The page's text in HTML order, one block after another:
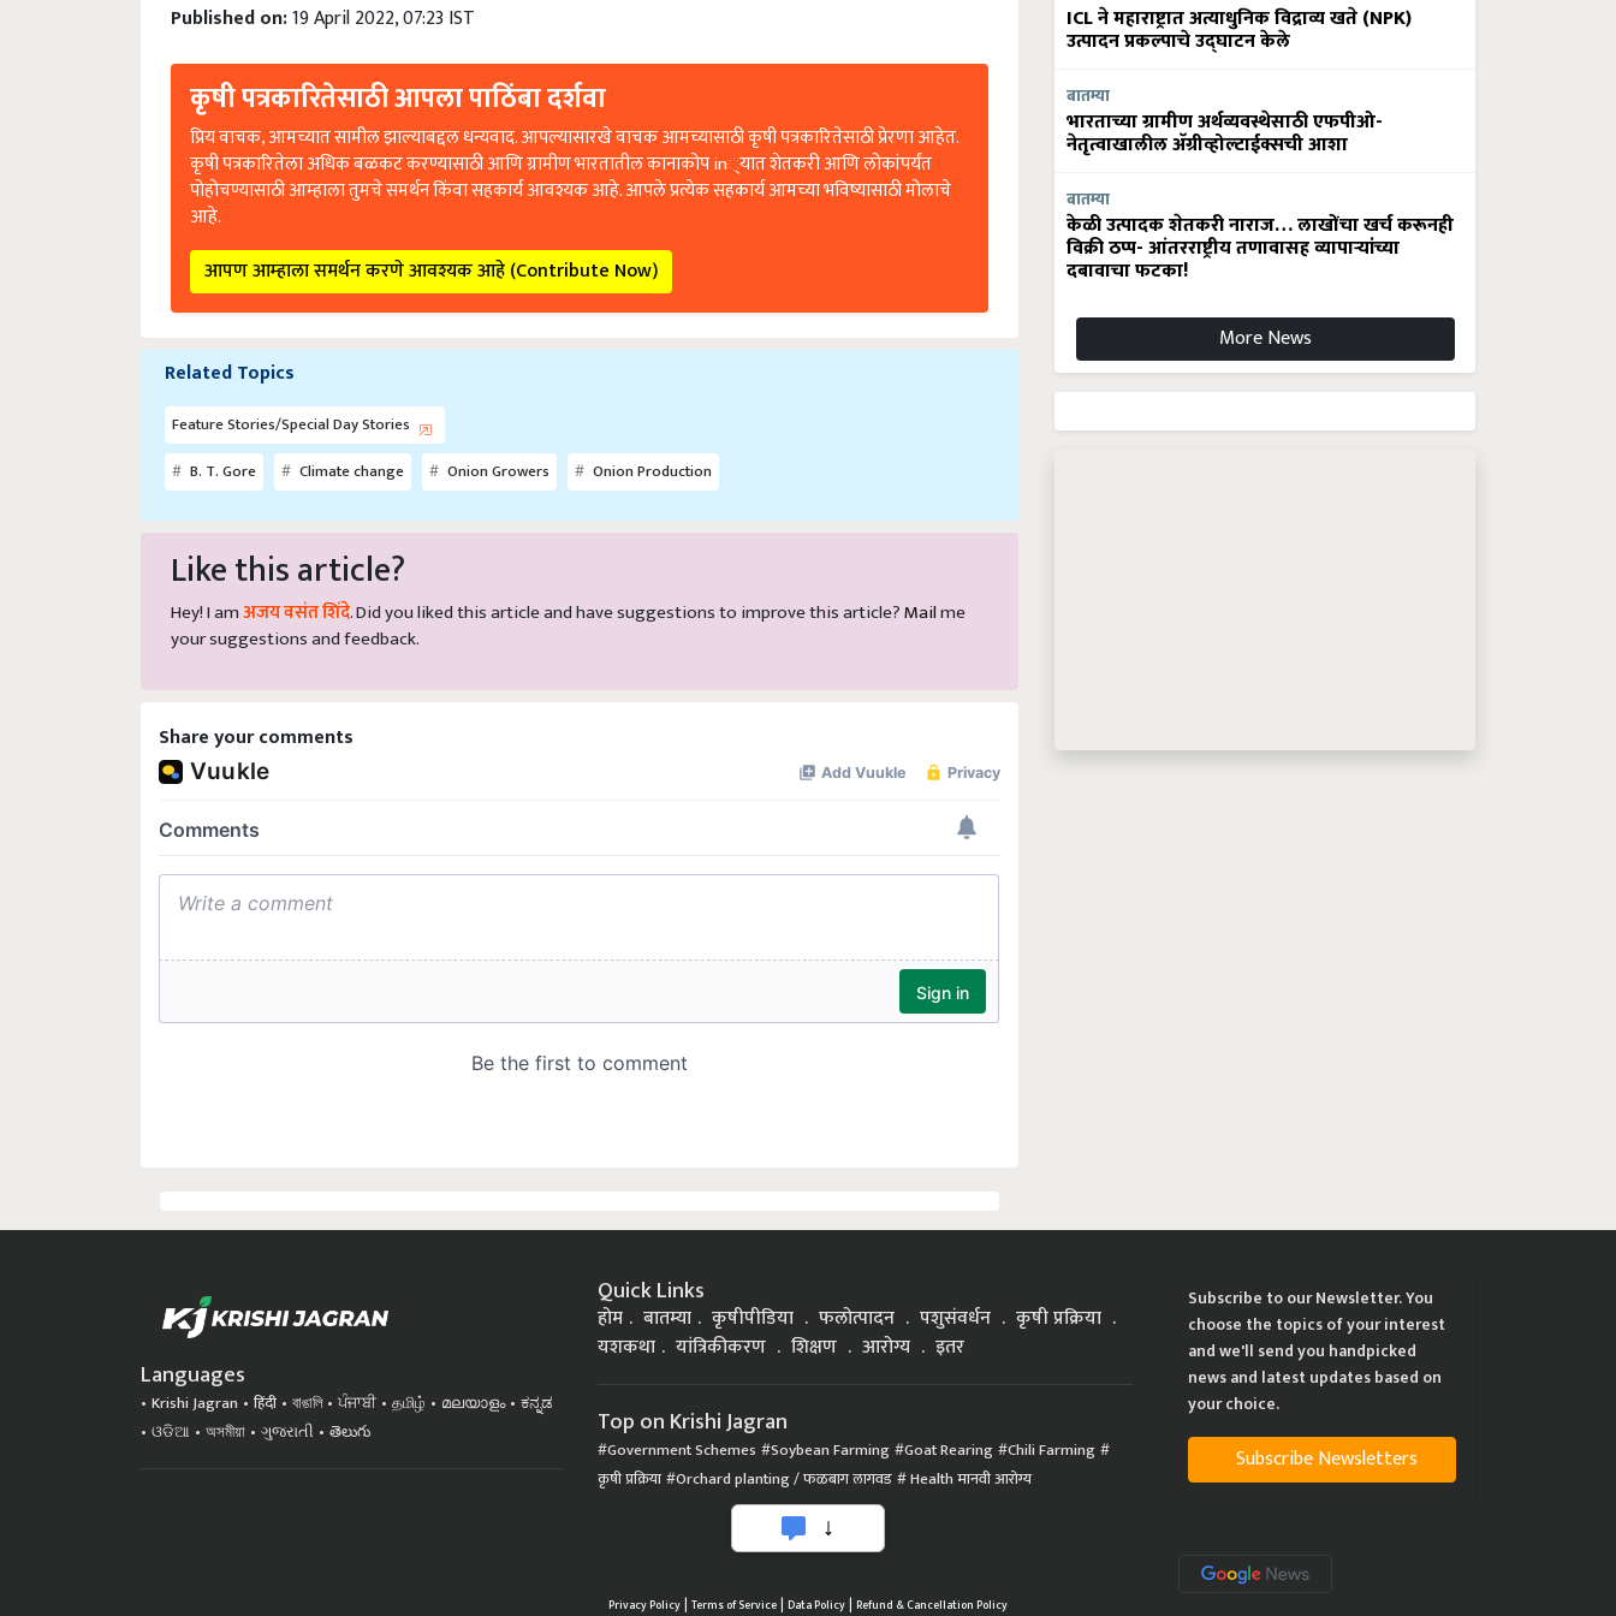
Published on:19 April 2022, 07:23 IST
कृषी पत्रकारितेसाठी आपला पाठिंबा दर्शवा
प्रिय वाचक, आमच्यात सामील झाल्याबद्दल धन्यवाद. आपल्यासारखे वाचक आमच्यासाठी कृषी पत्रकारितेसाठी प्रेरणा आहेत.
कृषी पत्रकारितेला अधिक बळकट करण्यासाठी आणि ग्रामीण भारतातील कानाकोप in्यात शेतकरी आणि लोकांपर्यंत
पोहोचण्यासाठी आम्हाला तुमचे समर्थन किंवा सहकार्य आवश्यक आहे. आपले प्रत्येक सहकार्य आमच्या भविष्यासाठी मोलाचे
आहे.
आपण आम्हाला समर्थन करणे आवश्यक आहे (Contribute Now)
Related Topics
Feature Stories/Special Day Stories
B. T. Gore
Climate change Onion Growers Onion Production
Like this article?
Hey! I am अजय वसंत शिंदे . Did you liked this article and have suggestions to improve this article? Mail
your suggestions and feedback.
Share your comments
ICL ने महाराष्ट्रात अत्याधुनिक विद्राव्य खते (NPK)
उत्पादन प्रकल्पाचे उद्घाटन केले
बातम्या
भारताच्या ग्रामीण अर्थव्यवस्थेसाठी एफपीओ-
नेतृत्वाखालील अ‍ॅग्रीव्होल्टाईक्सची आशा
बातम्या
केळी उत्पादक शेतकरी नाराज… लाखोंचा खर्च करूनही
विक्री ठप्प- आंतरराष्ट्रीय तणावासह व्यापाऱ्यांच्या
दबावाचा फटका!
More News
Languages
Krishi Jagran हिंदी বাঙালি ਪੰਜਾਬੀ தமிழ் മലയാളം
ಕನ್ನಡ
ଓଡିଆ
অসমীয়া ગુજરાતી తెలుగు
Quick Links
होम बातम्या कृषीपीडिया फलोत्पादन पशुसंवर्धन
कृषी प्रक्रिया
यशकथा
यांत्रिकीकरण शिक्षण आरोग्य इतर
Top on Krishi Jagran
Government Schemes Soybean Farming Goat Rearing
Chili Farming
कृषी प्रक्रिया
Orchard planting / फळबाग लागवड Health मानवी आरोग्य
Subscribe to our Newsletter. You
choose the topics of your interest
and we'll send you handpicked
news and latest updates based on
your choice.
Subscribe Newsletters
| | |